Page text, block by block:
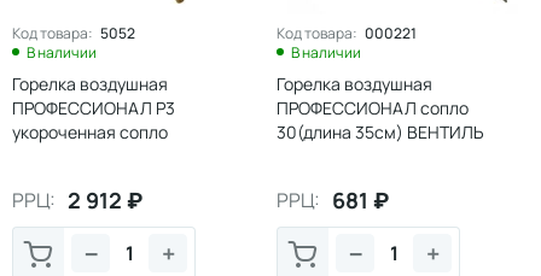
Код товара: 5052
В наличии
Горелка воздушная
ПРОФЕССИОНАЛ Р3
укороченная сопло
РРЦ: 2 912 ₽
+
−
Код товара: 000221
В наличии
Горелка воздушная
ПРОФЕССИОНАЛ сопло
30(длина 35см) ВЕНТИЛЬ
РРЦ: 681 ₽
+
−